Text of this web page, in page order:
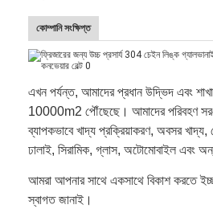
কোম্পানি সংক্ষিপ্ত
এখন পর্যন্ত, আমাদের প্রধান উদ্ভিদ এবং শাখা
10000m2 পৌঁছেছে। আমাদের পরিবহণ
ব্যাপকভাবে খাদ্য প্রক্রিয়াকরণ, অবসর খাদ্য,
ঢালাই, সিরামিক, গ্লাস, অটোমোবাইল এবং
আমরা আপনার সাথে একসাথে বিকাশ করতে
স্বাগত জানাই।